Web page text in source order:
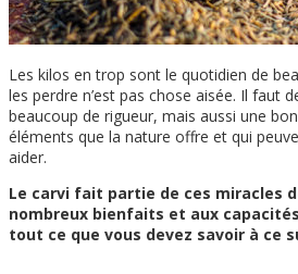
Les kilos en trop sont le quotidien de
les perdre n’est pas chose aisée. Il faut
beaucoup de rigueur, mais aussi une
éléments que la nature offre et qui
aider.
Le carvi fait partie de ces miracles
nombreux bienfaits et aux
tout ce que vous devez savoir à ce